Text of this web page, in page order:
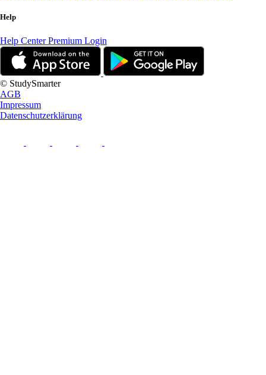
Help
Help CenterPremium Login
© StudySmarter
AGB
Impressum
Datenschutzerklärung